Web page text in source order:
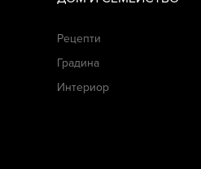
Рецепти
Градина
Интериор